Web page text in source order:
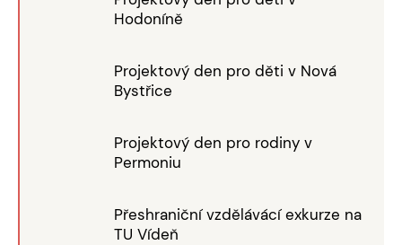
Hodoníně
Projektový den pro děti v Nová
Bystřice
Projektový den pro rodiny v
Permoniu
Přeshraniční vzdělávácí exkurze na
TU Vídeň